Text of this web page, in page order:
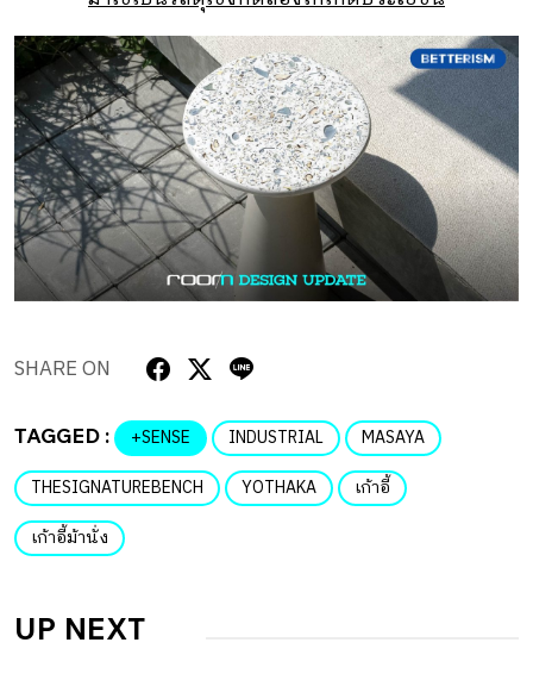
SHARE ON
TAGGED : +SENSE INDUSTRIAL
MASAYA
THESIGNATUREBENCH
YOTHAKA
เก้าอี้
เก้าอี้ม้านั่ง
UP NEXT